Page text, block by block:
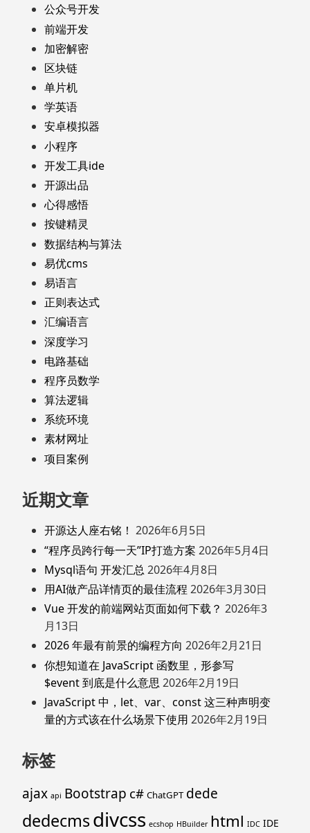
公众号开发
前端开发
加密解密
区块链
单片机
学英语
安卓模拟器
小程序
开发工具ide
开源出品
心得感悟
按键精灵
数据结构与算法
易优cms
易语言
正则表达式
汇编语言
深度学习
电路基础
程序员数学
算法逻辑
系统环境
素材网址
项目案例
近期文章
开源达人座右铭！ 2026年6月5日
“程序员跨行每一天”IP打造方案 2026年5月4日
Mysql语句 开发汇总 2026年4月8日
用AI做产品详情页的最佳流程 2026年3月30日
Vue 开发的前端网站页面如何下载？ 2026年3
月13日
2026 年最有前景的编程方向 2026年2月21日
你想知道在 JavaScript 函数里，形参写
$event 到底是什么意思 2026年2月19日
JavaScript 中，let、var、const 这三种声明变
量的方式该在什么场景下使用 2026年2月19日
标签
ajax api Bootstrap c# ChatGPT dede
dedecmsdivcss ecshop HBuilder html IDC IDE